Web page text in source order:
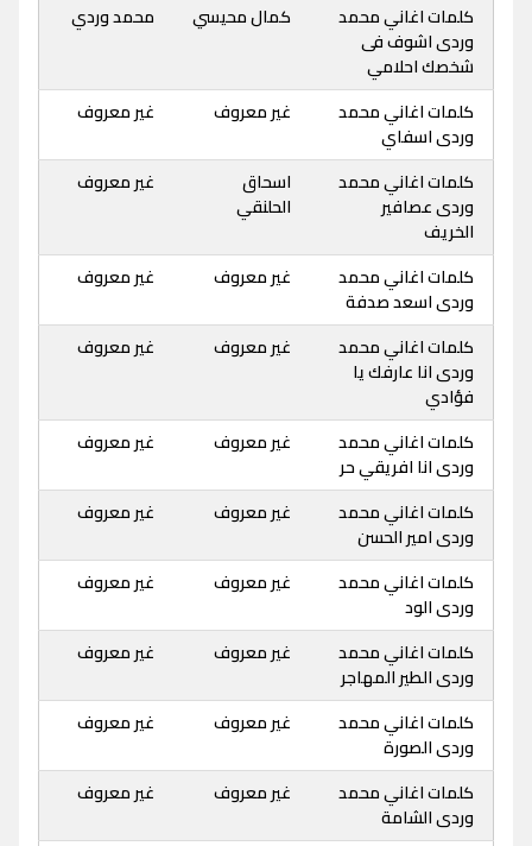
كلمات اغاني محمد
وردى اشوف فى
شخصك احلامي
كمال محيسي محمد وردي
كلمات اغاني محمد
وردى اسفاي
غير معروف غير معروف
كلمات اغاني محمد
وردى عصافير
الخريف
اسحاق
الحلنقي
غير معروف
كلمات اغاني محمد
وردى اسعد صدفة
غير معروف غير معروف
كلمات اغاني محمد
وردى انا عارفك يا
فؤادي
غير معروف غير معروف
كلمات اغاني محمد
وردى انا افريقي حر
غير معروف غير معروف
كلمات اغاني محمد
وردى امير الحسن
غير معروف غير معروف
كلمات اغاني محمد
وردى الود
غير معروف غير معروف
كلمات اغاني محمد
وردى الطير المهاجر
غير معروف غير معروف
كلمات اغاني محمد
وردى الصورة
غير معروف غير معروف
كلمات اغاني محمد
وردى الشامة
غير معروف غير معروف